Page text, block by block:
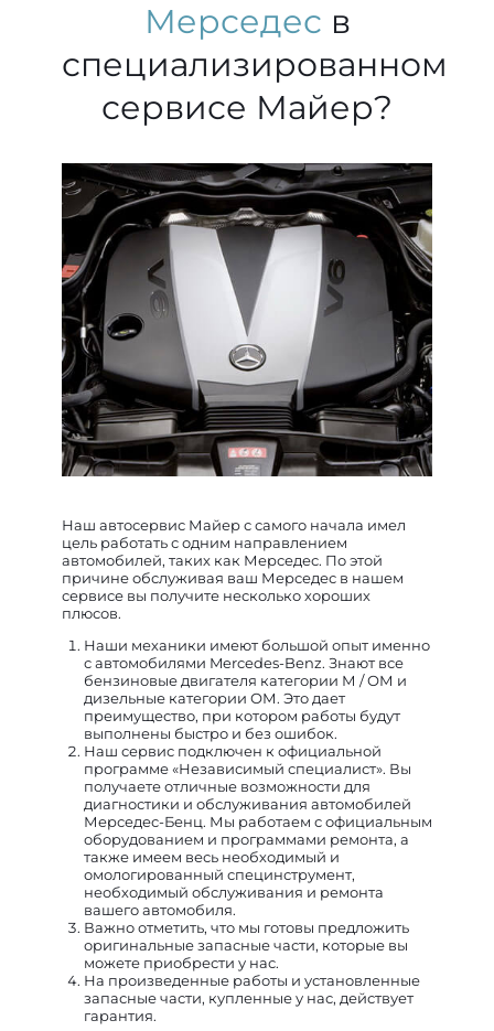
Мерседес в
специализированном
сервисе Майер?
Наш автосервис Майер с самого начала имел
цель работать с одним направлением
автомобилей, таких как Мерседес. По этой
причине обслуживая ваш Мерседес в нашем
сервисе вы получите несколько хороших
плюсов.
Наши механики имеют большой опыт именно
с автомобилями Mercedes-Benz. Знают все
бензиновые двигателя категории М / ОМ и
дизельные категории ОМ. Это дает
преимущество, при котором работы будут
выполнены быстро и без ошибок.
Наш сервис подключен к официальной
программе «Независимый специалист». Вы
получаете отличные возможности для
диагностики и обслуживания автомобилей
Мерседес-Бенц. Мы работаем с официальным
оборудованием и программами ремонта, а
также имеем весь необходимый и
омологированный специнструмент,
необходимый обслуживания и ремонта
вашего автомобиля.
Важно отметить, что мы готовы предложить
оригинальные запасные части, которые вы
можете приобрести у нас.
На произведенные работы и установленные
запасные части, купленные у нас, действует
гарантия.